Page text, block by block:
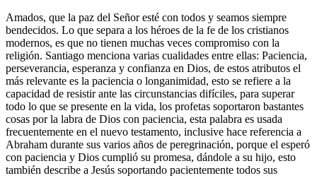
Amados, que la paz del Señor esté con todos y seamos siempre
bendecidos. Lo que separa a los héroes de la fe de los cristianos
modernos, es que no tienen muchas veces compromiso con la
religión. Santiago menciona varias cualidades entre ellas: Paciencia,
perseverancia, esperanza y confianza en Dios, de estos atributos el
más relevante es la paciencia o longanimidad, esto se refiere a la
capacidad de resistir ante las circunstancias difíciles, para superar
todo lo que se presente en la vida, los profetas soportaron bastantes
cosas por la labra de Dios con paciencia, esta palabra es usada
frecuentemente en el nuevo testamento, inclusive hace referencia a
Abraham durante sus varios años de peregrinación, porque el esperó
con paciencia y Dios cumplió su promesa, dándole a su hijo, esto
también describe a Jesús soportando pacientemente todos sus